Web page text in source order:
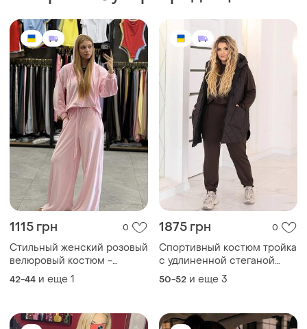
1115 грн 0
Стильный женский розовый
велюровый костюм -
кофта-зип на кулиске с
капюшоном и широкие
42-44 и еще 1
1875 грн 0
Спортивный костюм тройка
с удлиненной стеганой
жилеткой с капюшоном с
свитшотом с брюками
50-52 и еще 3